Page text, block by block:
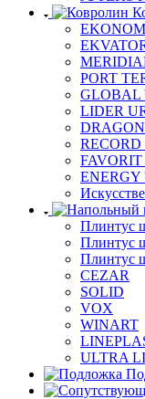
PORT
GLOBAL
LIDER
RECORD
ENERGY
Плинтус
Плинтус
Плинтус
CEZAR
SOLID
VOX
WINART
ULTRA